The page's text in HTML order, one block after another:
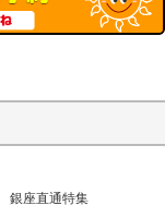
銀座直通特集